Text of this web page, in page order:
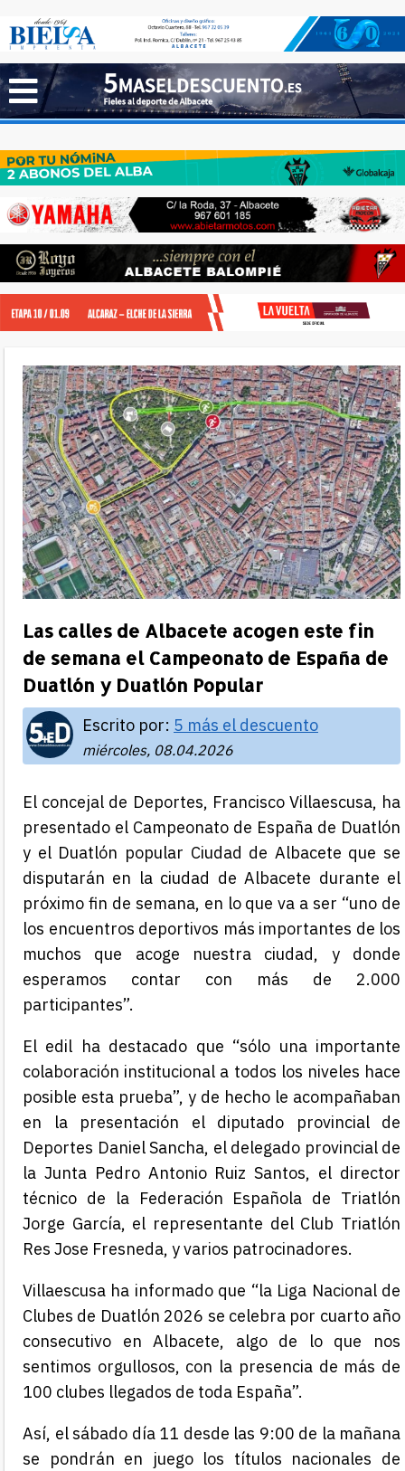
Las calles de Albacete acogen este fin
de semana el Campeonato de España de
Duatlón y Duatlón Popular
Escrito por: 5 más el descuento
miércoles, 08.04.2026
El concejal de Deportes, Francisco Villaescusa, ha
presentado el Campeonato de España de Duatlón
y el Duatlón popular Ciudad de Albacete que se
disputarán en la ciudad de Albacete durante el
próximo fin de semana, en lo que va a ser “uno de
los encuentros deportivos más importantes de los
muchos que acoge nuestra ciudad, y donde
esperamos contar con más de 2.000
participantes”.
El edil ha destacado que “sólo una importante
colaboración institucional a todos los niveles hace
posible esta prueba”, y de hecho le acompañaban
en la presentación el diputado provincial de
Deportes Daniel Sancha, el delegado provincial de
la Junta Pedro Antonio Ruiz Santos, el director
técnico de la Federación Española de Triatlón
Jorge García, el representante del Club Triatlón
Res Jose Fresneda, y varios patrocinadores.
Villaescusa ha informado que “la Liga Nacional de
Clubes de Duatlón 2026 se celebra por cuarto año
consecutivo en Albacete, algo de lo que nos
sentimos orgullosos, con la presencia de más de
100 clubes llegados de toda España”.
Así, el sábado día 11 desde las 9:00 de la mañana
se pondrán en juego los títulos nacionales de